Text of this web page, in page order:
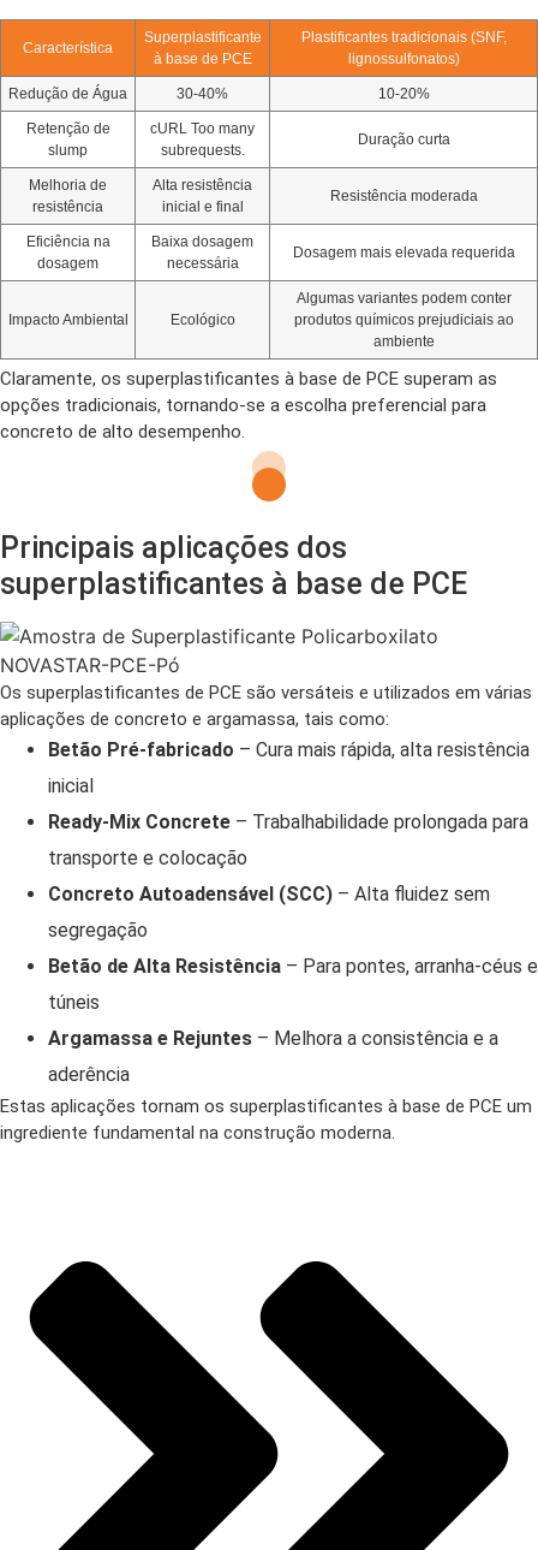
Característica
Superplastificante
à base de PCE
Plastificantes tradicionais (SNF,
lignossulfonatos)
Redução de Água 30-40% 10-20%
Retenção de
slump
cURL Too many
subrequests.
Duração curta
Melhoria de
resistência
Alta resistência
inicial e final
Resistência moderada
Eficiência na
dosagem
Baixa dosagem
necessária
Dosagem mais elevada requerida
Impacto Ambiental Ecológico
Algumas variantes podem conter
produtos químicos prejudiciais ao
ambiente
Claramente, os superplastificantes à base de PCE superam as
opções tradicionais, tornando-se a escolha preferencial para
concreto de alto desempenho.
Principais aplicações dos
superplastificantes à base de PCE
Os superplastificantes de PCE são versáteis e utilizados em várias
aplicações de concreto e argamassa, tais como:
Betão Pré-fabricado – Cura mais rápida, alta resistência
inicial
Ready-Mix Concrete – Trabalhabilidade prolongada para
transporte e colocação
Concreto Autoadensável (SCC) – Alta fluidez sem
segregação
Betão de Alta Resistência – Para pontes, arranha-céus e
túneis
Argamassa e Rejuntes – Melhora a consistência e a
aderência
Estas aplicações tornam os superplastificantes à base de PCE um
ingrediente fundamental na construção moderna.